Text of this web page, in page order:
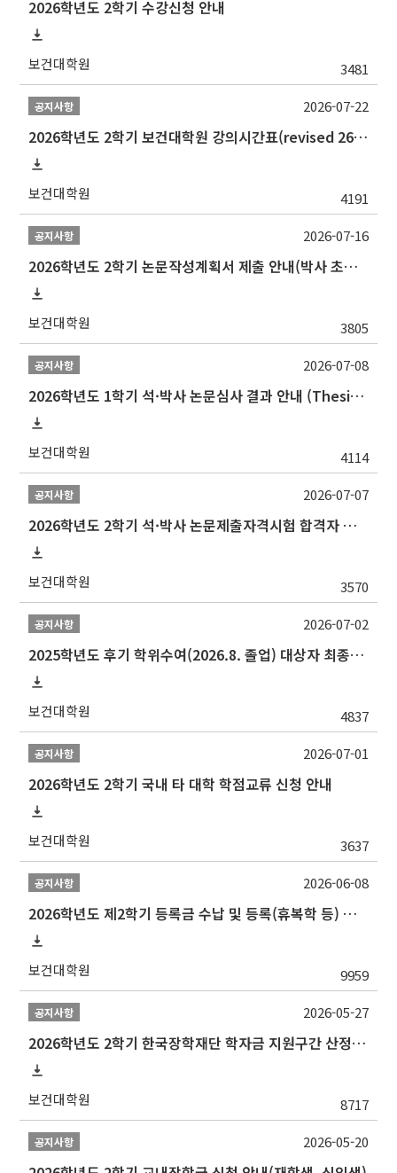
2026학년도 2학기 수강신청 안내
보건대학원 3481
공지사항
2026학년도 2학기 보건대학원 강의시간표(revised 260803)(2026 2nd SEMESTER SNU GSPH TIMETABLE)
보건대학원 4191
2026-07-22
공지사항
2026학년도 2학기 논문작성계획서 제출 안내(박사 초심 일정 포함)_Thesis Proposal
보건대학원 3805
2026-07-16
공지사항
2026학년도 1학기 석·박사 논문심사 결과 안내 (Thesis Defense Result)
보건대학원 4114
2026-07-08
공지사항
2026학년도 2학기 석·박사 논문제출자격시험 합격자 공고(TSQ Exam Result)
보건대학원 3570
2026-07-07
공지사항
2025학년도 후기 학위수여(2026.8. 졸업) 대상자 최종인준 논문 제출 안내
보건대학원 4837
2026-07-02
공지사항
2026학년도 2학기 국내 타 대학 학점교류 신청 안내
보건대학원 3637
2026-07-01
공지사항
2026학년도 제2학기 등록금 수납 및 등록(휴복학 등) 일정 안내
보건대학원 9959
2026-06-08
공지사항
2026학년도 2학기 한국장학재단 학자금 지원구간 산정 신청 안내
보건대학원 8717
2026-05-27
공지사항 2026-05-20